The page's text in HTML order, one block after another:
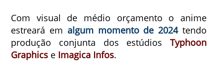
Com visual de médio orçamento o anime
estreará em algum momento de 2024tendo
produção conjunta dos estúdiosTyphoon
Graphics e Imagica Infos.